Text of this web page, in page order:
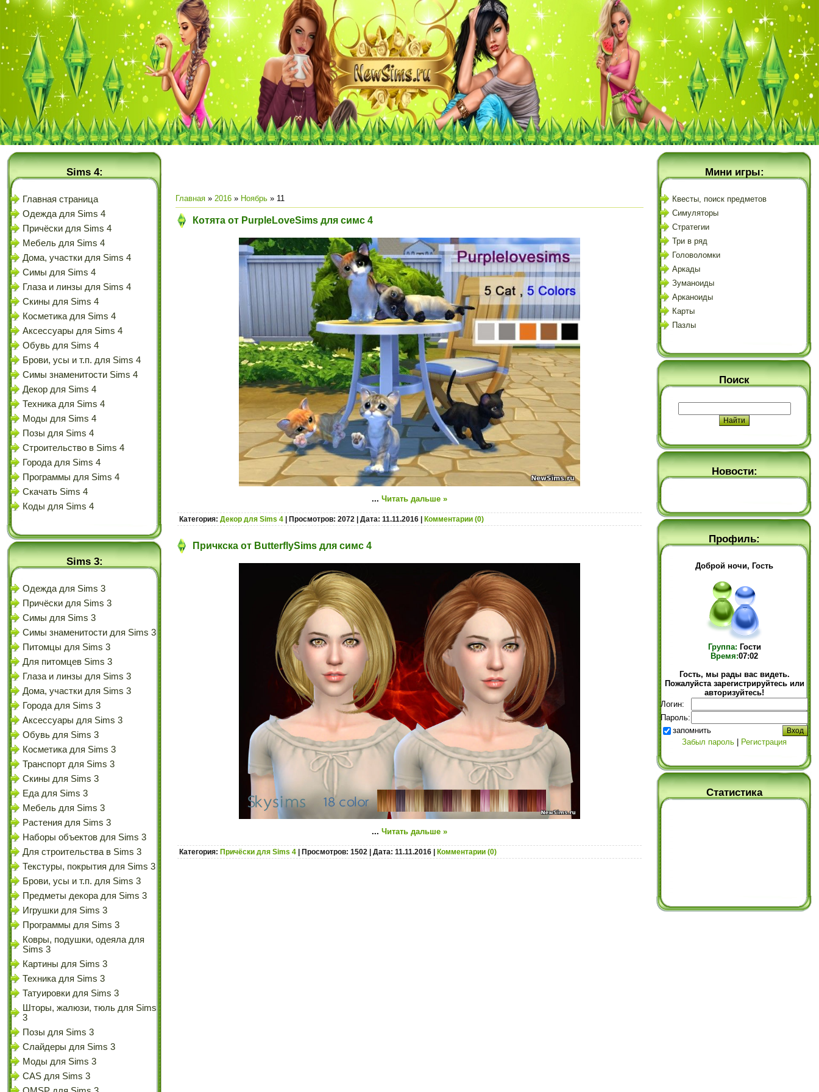
Sims 4:
Главная страница
Одежда для Sims 4
Причёски для Sims 4
Мебель для Sims 4
Дома, участки для Sims 4
Симы для Sims 4
Глаза и линзы для Sims 4
Скины для Sims 4
Косметика для Sims 4
Аксессуары для Sims 4
Обувь для Sims 4
Брови, усы и т.п. для Sims 4
Симы знаменитости Sims 4
Декор для Sims 4
Техника для Sims 4
Моды для Sims 4
Позы для Sims 4
Строительство в Sims 4
Города для Sims 4
Программы для Sims 4
Скачать Sims 4
Коды для Sims 4
Sims 3:
Одежда для Sims 3
Причёски для Sims 3
Симы для Sims 3
Симы знаменитости для Sims 3
Питомцы для Sims 3
Для питомцев Sims 3
Глаза и линзы для Sims 3
Дома, участки для Sims 3
Города для Sims 3
Аксессуары для Sims 3
Обувь для Sims 3
Косметика для Sims 3
Транспорт для Sims 3
Скины для Sims 3
Еда для Sims 3
Мебель для Sims 3
Растения для Sims 3
Наборы объектов для Sims 3
Для строительства в Sims 3
Текстуры, покрытия для Sims 3
Брови, усы и т.п. для Sims 3
Предметы декора для Sims 3
Игрушки для Sims 3
Программы для Sims 3
Ковры, подушки, одеяла для
Sims 3
Картины для Sims 3
Техника для Sims 3
Татуировки для Sims 3
Шторы, жалюзи, тюль для Sims
3
Позы для Sims 3
Слайдеры для Sims 3
Моды для Sims 3
CAS для Sims 3
Главная » 2016 » Ноябрь » 11
Котята от PurpleLoveSims для симс 4
... Читать дальше »
Категория: Декор для Sims 4 | Просмотров: 2072 | Дата: 11.11.2016 Комментарии (0)
Причкска от ButterflySims для симс 4
... Читать дальше »
Категория: Причёски для Sims 4 | Просмотров: 1502 | Дата: 11.11.2016 Комментарии (0)
Мини игры:
Квесты, поиск предметов
Симуляторы
Стратегии
Три в ряд
Головоломки
Аркады
Зуманоиды
Арканоиды
Карты
Пазлы
Поиск
Новости:
Профиль:
Доброй ночи, Гость
Группа: Гости
Время:07:02
Гость, мы рады вас видеть.
Пожалуйста зарегистрируйтесь или
авторизуйтесь!
Логин:
Пароль:
запомнить
Забыл пароль
Регистрация
Статистика